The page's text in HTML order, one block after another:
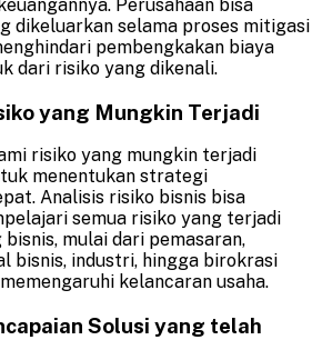
Perusahaan bisa
dikeluarkan selama proses mitigasi
pembengkakan biaya
dari risiko yang dikenali.
yang Mungkin Terjadi
risiko yang mungkin terjadi
menentukan strategi
Analisis risiko bisnis bisa
semua risiko yang terjadi
mulai dari pemasaran,
bisnis, industri, hingga birokrasi
kelancaran usaha.
Solusi yang telah